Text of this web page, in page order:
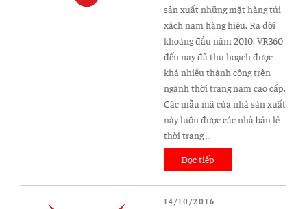
nhất
tphcm
sản xuất những mặt hàng túi
xách nam hàng hiệu. Ra đời
khoảng đầu năm 2010, VR360
đến nay đã thu hoạch được
khá nhiều thành công trên
ngành thời trang nam cao cấp.
Các mẫu mã của nhà sản xuất
này luôn được các nhà bán lẻ
thời trang …
Đọc tiếp
túi
ĐĂNG
14/10/2016